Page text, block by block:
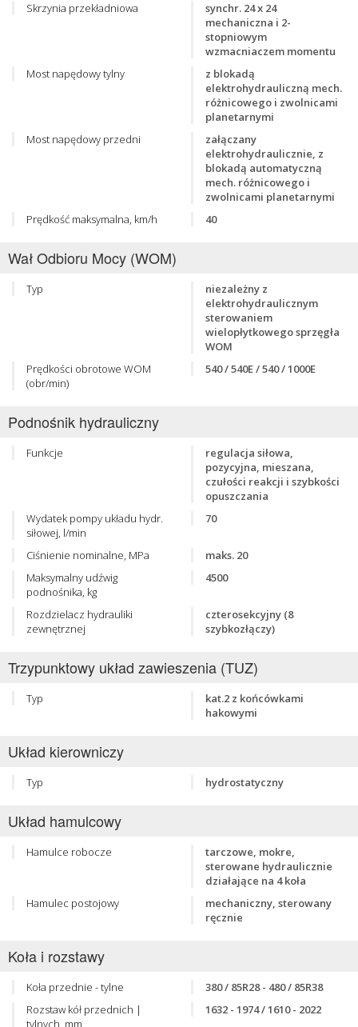
Skrzynia przekładniowa
synchr. 24 x 24
mechaniczna i 2-
stopniowym
wzmacniaczem momentu
Most napędowy tylny
z blokadą
elektrohydrauliczną mech.
różnicowego i zwolnicami
planetarnymi
Most napędowy przedni
załączany
elektrohydraulicznie, z
blokadą automatyczną
mech. różnicowego i
zwolnicami planetarnymi
Prędkość maksymalna, km/h
40
Wał Odbioru Mocy (WOM)
Typ
niezależny z
elektrohydraulicznym
sterowaniem
wielopłytkowego sprzęgła
WOM
Prędkości obrotowe WOM
(obr/min)
540 / 540E / 540 / 1000E
Podnośnik hydrauliczny
Funkcje
regulacja siłowa,
pozycyjna, mieszana,
czułości reakcji i szybkości
opuszczania
Wydatek pompy układu hydr.
siłowej, l/min
70
Ciśnienie nominalne, MPa
maks. 20
Maksymalny udźwig
podnośnika, kg
4500
Rozdzielacz hydrauliki
zewnętrznej
czterosekcyjny (8
szybkozłączy)
Trzypunktowy układ zawieszenia (TUZ)
Typ
kat.2 z końcówkami
hakowymi
Układ kierowniczy
Typ hydrostatyczny
Układ hamulcowy
Hamulce robocze
tarczowe, mokre,
sterowane hydraulicznie
działające na 4 koła
Hamulec postojowy
mechaniczny, sterowany
ręcznie
Koła i rozstawy
Koła przednie - tylne
380 / 85R28 - 480 / 85R38
Rozstaw kół przednich |
tylnych, mm
1632 - 1974 / 1610 - 2022